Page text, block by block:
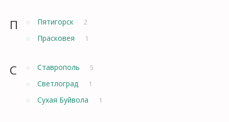
П Пятигорск 2
Прасковея 1
С Ставрополь 5
Светлоград 1
Сухая Буйвола 1